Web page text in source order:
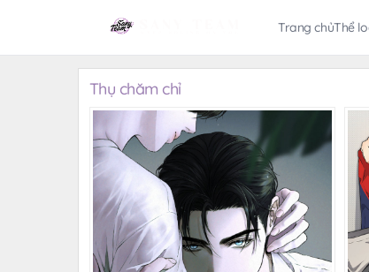
Trang chủThể
Thụ chăm chỉ